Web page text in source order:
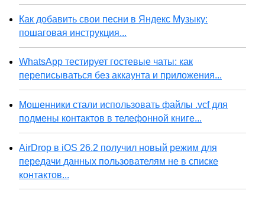
Как добавить свои песни в Яндекс Музыку:
пошаговая инструкция...
WhatsApp тестирует гостевые чаты: как
переписываться без аккаунта и приложения...
Мошенники стали использовать файлы .vcf для
подмены контактов в телефонной книге...
AirDrop в iOS 26.2 получил новый режим для
передачи данных пользователям не в списке
контактов...